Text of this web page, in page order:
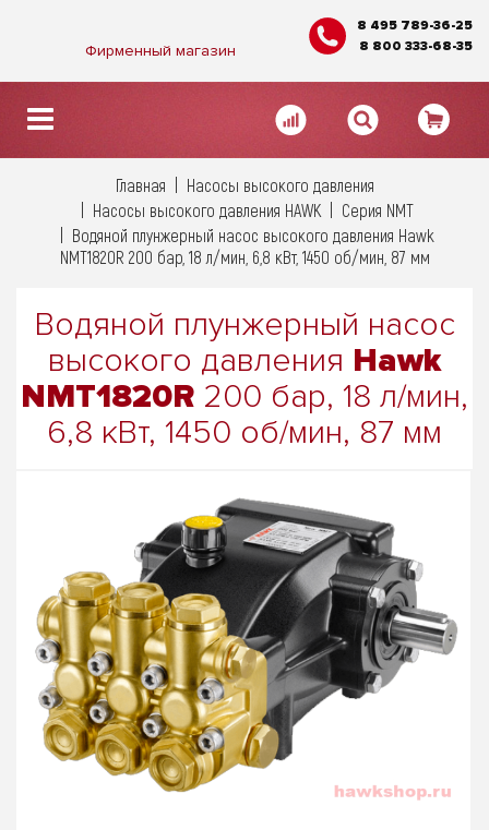
Фирменный магазин
8 495 789-36-25
8 800 333-68-35
Главная
Насосы высокого давления
Насосы высокого давления HAWK
Серия NMT
Водяной плунжерный насос высокого давления Hawk
NMT1820R 200 бар, 18 л/мин, 6,8 кВт, 1450 об/мин, 87 мм
Водяной плунжерный насос
высокого давления Hawk
NMT1820R 200 бар, 18 л/мин,
6,8 кВт, 1450 об/мин, 87 мм